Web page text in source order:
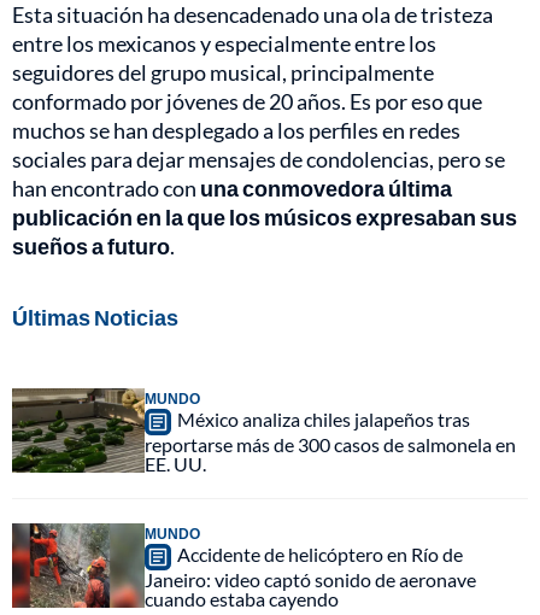
Esta situación ha desencadenado una ola de tristeza
entre los mexicanos y especialmente entre los
seguidores del grupo musical, principalmente
conformado por jóvenes de 20 años. Es por eso que
muchos se han desplegado a los perfiles en redes
sociales para dejar mensajes de condolencias, pero se
han encontrado con una conmovedora última
publicación en la que los músicos expresaban sus
sueños a futuro.
Últimas Noticias
MUNDO
México analiza chiles jalapeños tras
reportarse más de 300 casos de salmonela en
EE. UU.
MUNDO
Accidente de helicóptero en Río de
Janeiro: video captó sonido de aeronave
cuando estaba cayendo